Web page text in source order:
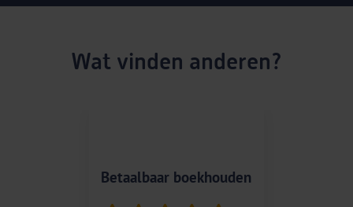
Wat vinden anderen?
Betaalbaar boekhouden